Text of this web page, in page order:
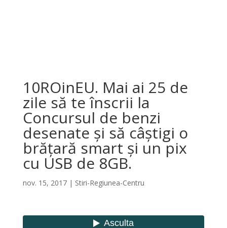
10ROinEU. Mai ai 25 de
zile să te înscrii la
Concursul de benzi
desenate și să câștigi o
brățară smart și un pix
cu USB de 8GB.
nov. 15, 2017| Stiri-Regiunea-Centru